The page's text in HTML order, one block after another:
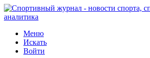
Меню
Искать
Войти